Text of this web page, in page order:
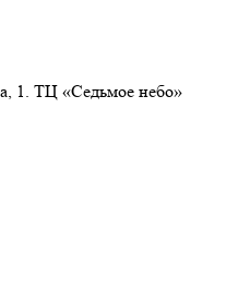
1. ТЦ «Седьмое небо»